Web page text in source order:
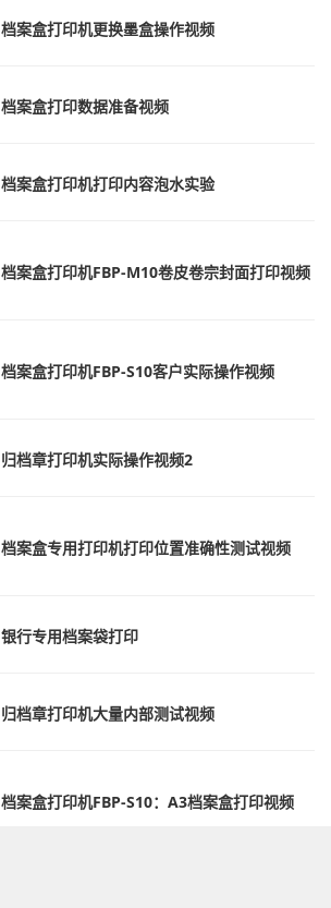
档案盒打印机更换墨盒操作视频
档案盒打印数据准备视频
档案盒打印机打印内容泡水实验
档案盒打印机FBP-M10卷皮卷宗封面打印视频
档案盒打印机FBP-S10客户实际操作视频
归档章打印机实际操作视频2
档案盒专用打印机打印位置准确性测试视频
银行专用档案袋打印
归档章打印机大量内部测试视频
档案盒打印机FBP-S10：A3档案盒打印视频